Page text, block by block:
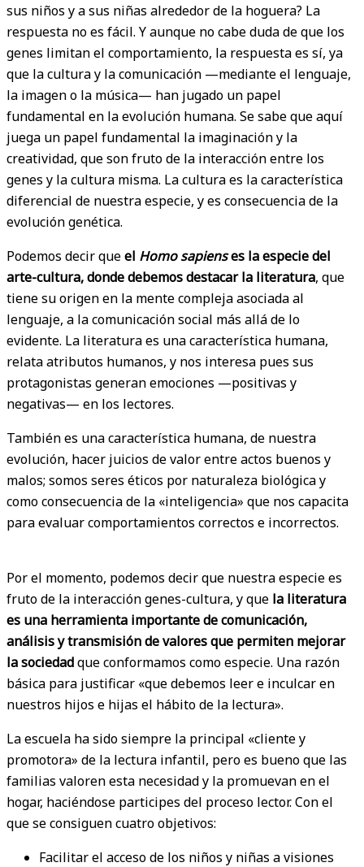
sus niños y a sus niñas alrededor de la hoguera? La
respuesta no es fácil. Y aunque no cabe duda de que los
genes limitan el comportamiento, la respuesta es sí, ya
que la cultura y la comunicación —mediante el lenguaje,
la imagen o la música— han jugado un papel
fundamental en la evolución humana. Se sabe que aquí
juega un papel fundamental la imaginación y la
creatividad, que son fruto de la interacción entre los
genes y la cultura misma. La cultura es la característica
diferencial de nuestra especie, y es consecuencia de la
evolución genética.
Podemos decir queel Homo sapienses la especie del
arte-cultura, donde debemos destacar la literatura, que
tiene su origen en la mente compleja asociada al
lenguaje, a la comunicación social más allá de lo
evidente. La literatura es una característica humana,
relata atributos humanos, y nos interesa pues sus
protagonistas generan emociones —positivas y
negativas— en los lectores.
También es una característica humana, de nuestra
evolución, hacer juicios de valor entre actos buenos y
malos; somos seres éticos por naturaleza biológica y
como consecuencia de la «inteligencia» que nos capacita
para evaluar comportamientos correctos e incorrectos.
Por el momento, podemos decir que nuestra especie es
fruto de la interacción genes-cultura, y que la literatura
es una herramienta importante de comunicación,
análisis y transmisión de valores que permiten mejorar
la sociedadque conformamos como especie. Una razón
básica para justificar «que debemos leer e inculcar en
nuestros hijos e hijas el hábito de la lectura».
La escuela ha sido siempre la principal «cliente y
promotora» de la lectura infantil, pero es bueno que las
familias valoren esta necesidad y la promuevan en el
hogar, haciéndose participes del proceso lector. Con el
que se consiguen cuatro objetivos:
Facilitar el acceso de los niños y niñas a visiones